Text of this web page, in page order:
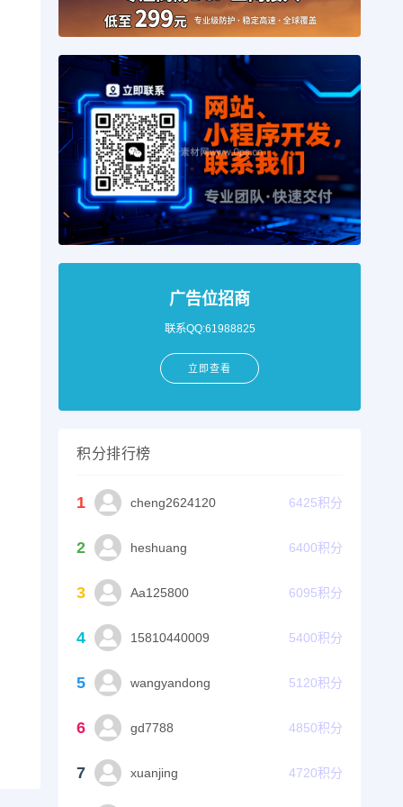
广告位招商
联系QQ:61988825
立即查看
积分排行榜
1 cheng2624120 6425积分
2 heshuang 6400积分
3 Aa125800 6095积分
4 15810440009 5400积分
5 wangyandong 5120积分
6 gd7788 4850积分
7 xuanjing 4720积分